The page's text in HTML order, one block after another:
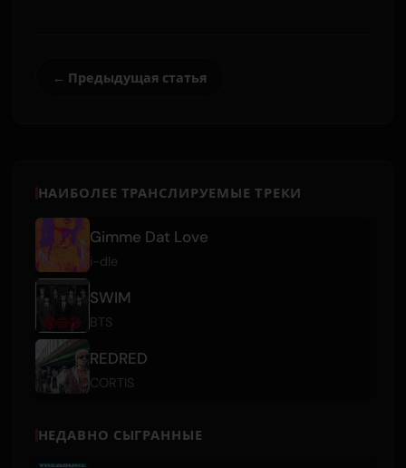
← Предыдущая статья
НАИБОЛЕЕ ТРАНСЛИРУЕМЫЕ ТРЕКИ
Gimme Dat Love
i-dle
SWIM
BTS
REDRED
CORTIS
НЕДАВНО СЫГРАННЫЕ